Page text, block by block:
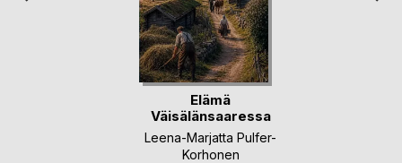
Elämä
Väisälänsaaressa
Leena-Marjatta Pulfer-
Korhonen